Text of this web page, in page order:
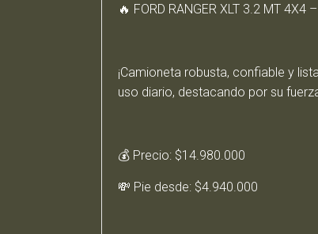
🔥 FORD RANGER XLT 3.2 MT 4X4
¡Camioneta robusta, confiable y
uso diario, destacando por su
💰 Precio: $14.980.000
💸 Pie desde: $4.940.000